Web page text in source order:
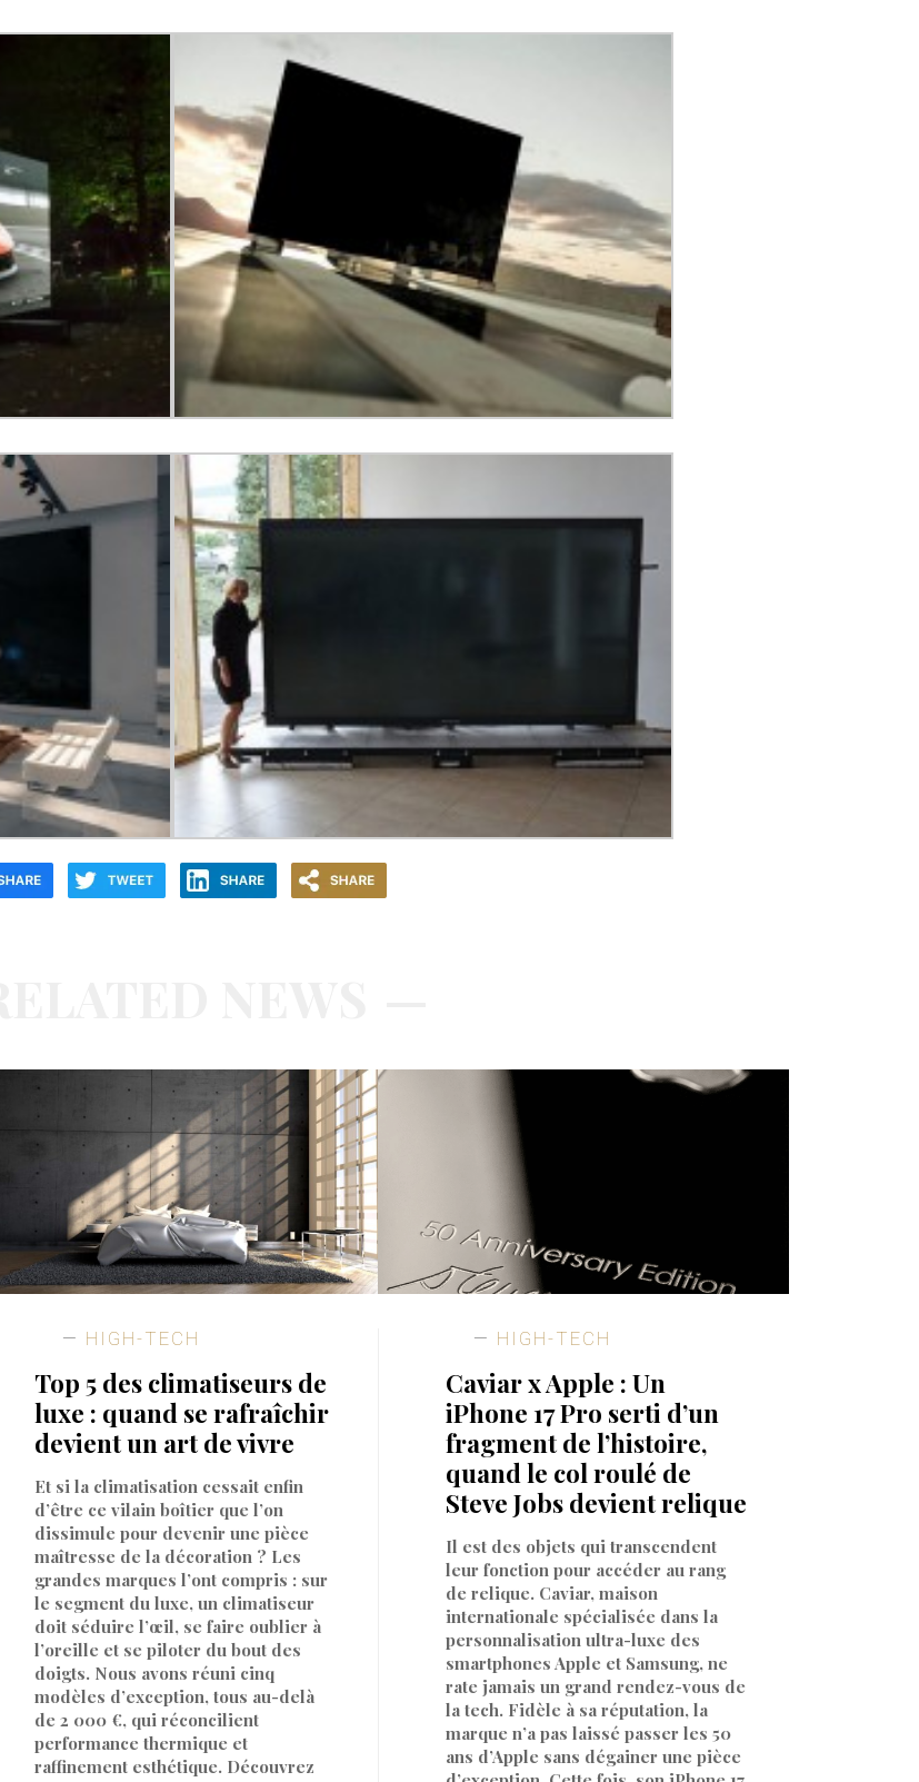
HIGH-TECH
Top 5 des climatiseurs de
luxe : quand se rafraîchir
devient un art de vivre
Et si la climatisation cessait enfin
d’être ce vilain boîtier que l’on
dissimule pour devenir une pièce
maîtresse de la décoration ? Les
grandes marques l’ont compris : sur
le segment du luxe, un climatiseur
doit séduire l’œil, se faire oublier à
l’oreille et se piloter du bout des
doigts. Nous avons réuni cinq
modèles d’exception, tous au-delà
de 2 000 €, qui réconcilient
performance thermique et
raffinement esthétique. Découvrez
HIGH-TECH
Caviar x Apple : Un
iPhone 17 Pro serti d’un
fragment de l’histoire,
quand le col roulé de
Steve Jobs devient relique
Il est des objets qui transcendent
leur fonction pour accéder au rang
de relique. Caviar, maison
internationale spécialisée dans la
personnalisation ultra-luxe des
smartphones Apple et Samsung, ne
rate jamais un grand rendez-vous de
la tech. Fidèle à sa réputation, la
marque n’a pas laissé passer les 50
ans d’Apple sans dégainer une pièce